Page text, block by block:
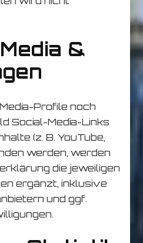
&
Profile noch
Social-Media-Links
(z. B. YouTube,
werden, werden
die jeweiligen
ergänzt, inklusive
und ggf.